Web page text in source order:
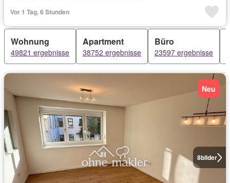
Vor 1 Tag, 6 Stunden
Wohnung
49821 ergebnisse
Apartment
38752 ergebnisse
Büro
23597 ergebnisse
8bilder
Neu